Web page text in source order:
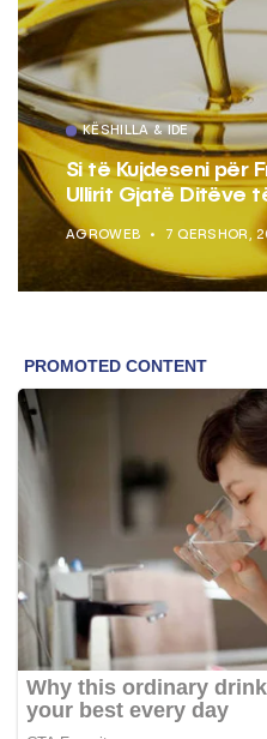
KËSHILLA & IDE
Si të Kujdeseni për
Ullirit Gjatë Ditëve
AGROWEB 7 QERSHOR,